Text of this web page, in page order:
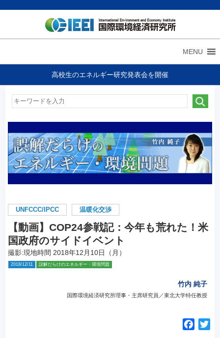
MENU
高校生のエネルギー研究発表会を開催
UNFCCC/IPCC 温暖化交渉
【動画】COP24参戦記：今年も荒れた！米
国政府のサイドイベント
撮影:現地時間 2018年12月10日（月）
2018/12/11 誤解だらけのエネルギー・環境問題
竹内 純子
国際環境経済研究所理事・主席研究員／東北大学特任教授